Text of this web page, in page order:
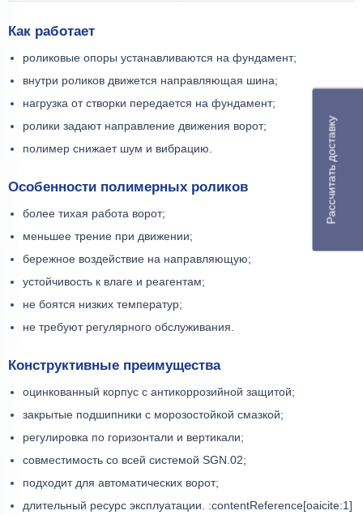
Как работает
роликовые опоры устанавливаются на фундамент;
внутри роликов движется направляющая шина;
нагрузка от створки передается на фундамент;
ролики задают направление движения ворот;
полимер снижает шум и вибрацию.
Особенности полимерных роликов
более тихая работа ворот;
меньшее трение при движении;
бережное воздействие на направляющую;
устойчивость к влаге и реагентам;
не боятся низких температур;
не требуют регулярного обслуживания.
Конструктивные преимущества
оцинкованный корпус с антикоррозийной защитой;
закрытые подшипники с морозостойкой смазкой;
регулировка по горизонтали и вертикали;
совместимость со всей системой SGN.02;
подходит для автоматических ворот;
длительный ресурс эксплуатации. :contentReference[oaicite:1]
Рассчитать доставку